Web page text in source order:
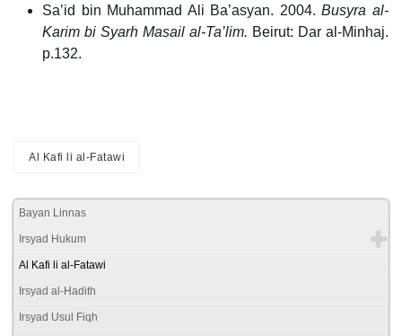
Sa’id bin Muhammad Ali Ba’asyan. 2004.Busyra al-
Karim bi Syarh Masail al-Ta’lim. Beirut: Dar al-Minhaj.
p.132.
Al Kafi li al-Fatawi
Bayan Linnas
Irsyad Hukum
Al Kafi li al-Fatawi
Irsyad al-Hadith
Irsyad Usul Fiqh